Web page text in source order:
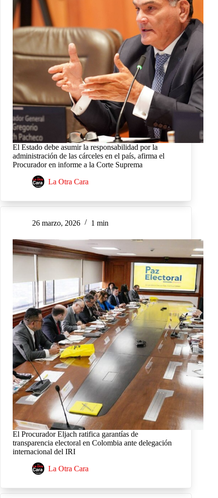
El Estado debe asumir la responsabilidad por la
administración de las cárceles en el país, afirma el
Procurador en informe a la Corte Suprema
La Otra Cara
26 marzo, 2026 1 min
El Procurador Eljach ratifica garantías de
transparencia electoral en Colombia ante delegación
internacional del IRI
La Otra Cara